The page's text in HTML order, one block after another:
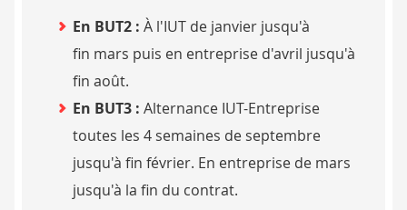
En BUT2 : À l'IUT de janvier jusqu'à
fin mars puis en entreprise d'avril jusqu'à
fin août.
En BUT3 : Alternance IUT-Entreprise
toutes les 4 semaines de septembre
jusqu'à fin février. En entreprise de mars
jusqu'à la fin du contrat.